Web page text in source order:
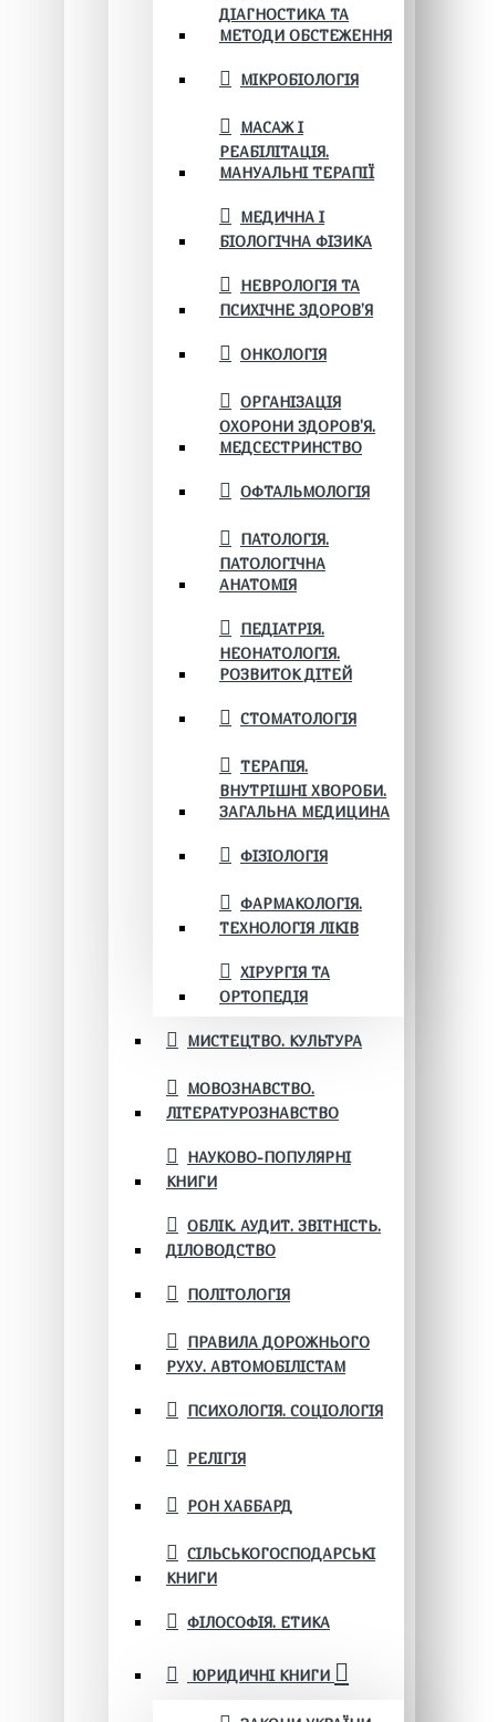
ДІАГНОСТИКА ТА
МЕТОДИ ОБСТЕЖЕННЯ
МІКРОБІОЛОГІЯ
МАСАЖ І
РЕАБІЛІТАЦІЯ.
МАНУАЛЬНІ ТЕРАПІЇ
МЕДИЧНА І
БІОЛОГІЧНА ФІЗИКА
НЕВРОЛОГІЯ ТА
ПСИХІЧНЕ ЗДОРОВ’Я
ОНКОЛОГІЯ
ОРГАНІЗАЦІЯ
ОХОРОНИ ЗДОРОВ'Я.
МЕДСЕСТРИНСТВО
ОФТАЛЬМОЛОГІЯ
ПАТОЛОГІЯ.
ПАТОЛОГІЧНА
АНАТОМІЯ
ПЕДІАТРІЯ.
НЕОНАТОЛОГІЯ.
РОЗВИТОК ДІТЕЙ
СТОМАТОЛОГІЯ
ТЕРАПІЯ.
ВНУТРІШНІ ХВОРОБИ.
ЗАГАЛЬНА МЕДИЦИНА
ФІЗІОЛОГІЯ
ФАРМАКОЛОГІЯ.
ТЕХНОЛОГІЯ ЛІКІВ
ХІРУРГІЯ ТА
ОРТОПЕДІЯ
МИСТЕЦТВО. КУЛЬТУРА
МОВОЗНАВСТВО.
ЛІТЕРАТУРОЗНАВСТВО
НАУКОВО-ПОПУЛЯРНІ
КНИГИ
ОБЛІК. АУДИТ. ЗВІТНІСТЬ.
ДІЛОВОДСТВО
ПОЛІТОЛОГІЯ
ПРАВИЛА ДОРОЖНЬОГО
РУХУ. АВТОМОБІЛІСТАМ
ПСИХОЛОГІЯ. СОЦІОЛОГІЯ
РЕЛІГІЯ
РОН ХАББАРД
СІЛЬСЬКОГОСПОДАРСЬКІ
КНИГИ
ФІЛОСОФІЯ. ЕТИКА
ЮРИДИЧНІ КНИГИ